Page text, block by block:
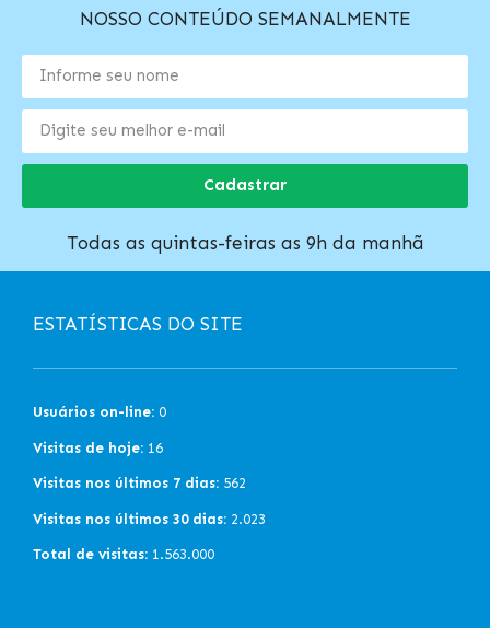
NOSSO CONTEÚDO SEMANALMENTE
Cadastrar
Todas as quintas-feiras as 9h da manhã
ESTATÍSTICAS DO SITE
Usuários on-line: 0
Visitas de hoje: 16
Visitas nos últimos 7 dias: 562
Visitas nos últimos 30 dias: 2.023
Total de visitas: 1.563.000